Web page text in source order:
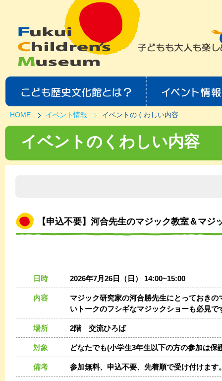
HOME イベント情報 イベントのくわしい内容
イベントのくわしい内容
【申込不要】河合先生のマジック教室＆マジ
日時 2026年7月26日（日） 14:00~15:00
内容
マジック研究家の河合勝先生にとっておき
いトークのフシギなマジックショーも必見で
場所 2階 交流ひろば
対象 どなたでも(小学生3年生以下の方の参加は保
備考 参加無料、申込不要、先着順で受け付けます